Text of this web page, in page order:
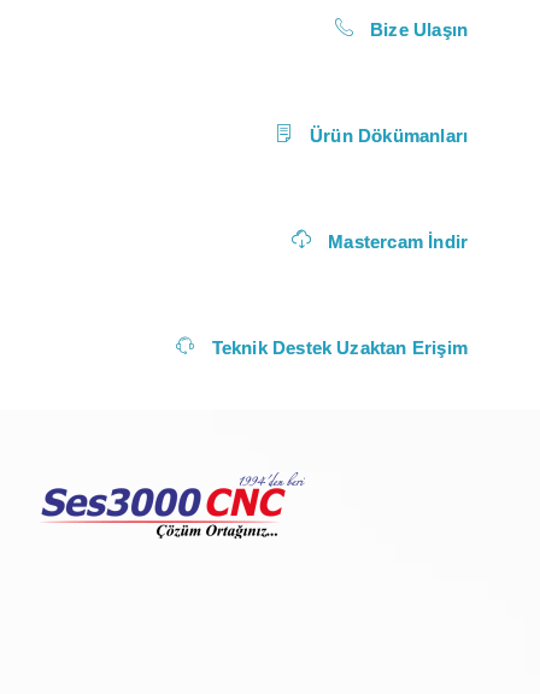
Bize Ulaşın
Ürün Dökümanları
Mastercam İndir
Teknik Destek Uzaktan Erişim